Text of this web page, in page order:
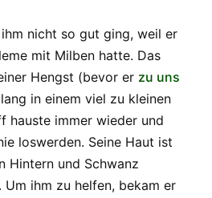
ihm nicht so gut ging, weil er
mit Milben hatte. Das
Hengst (bevor er zu uns
in einem viel zu kleinen
hauste immer wieder und
loswerden. Seine Haut ist
Hintern und Schwanz
ihm zu helfen, bekam er